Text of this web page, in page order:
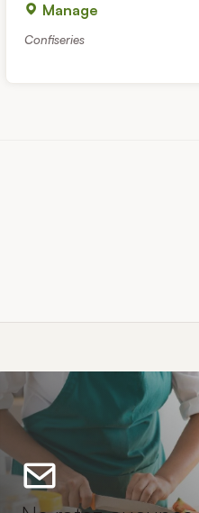
Manage
Confiseries